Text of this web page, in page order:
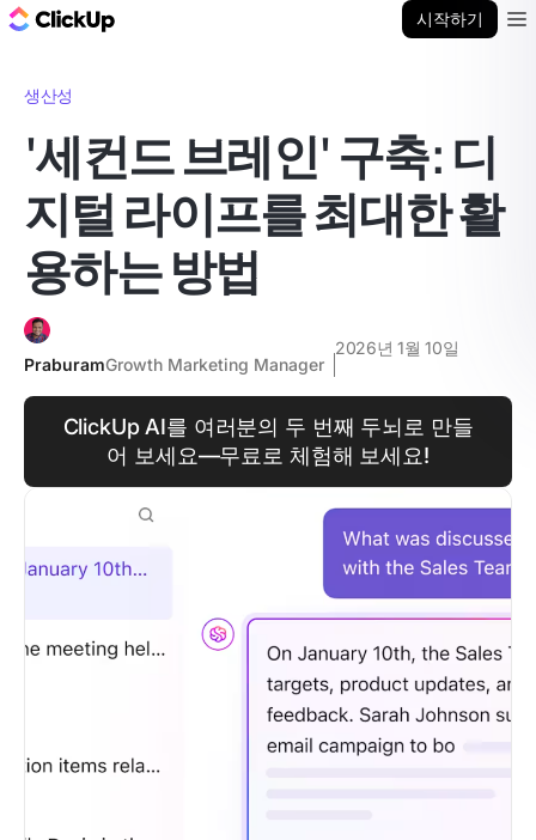
시작하기
생산성
'세컨드 브레인' 구축: 디
지털 라이프를 최대한 활
용하는 방법
PraburamGrowth Marketing Manager
2026년 1월 10일
ClickUp AI를 여러분의 두 번째 두뇌로 만들
어 보세요—무료로 체험해 보세요!